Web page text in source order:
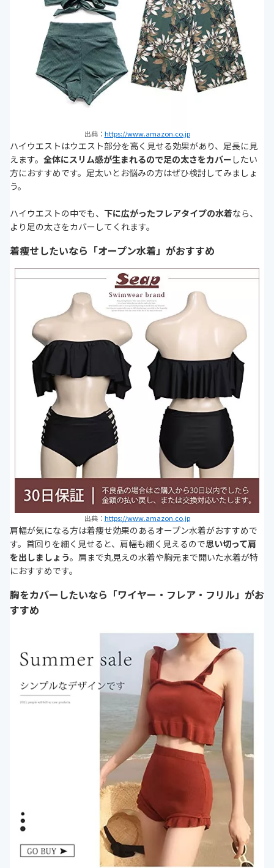
出典： https://www.amazon.co.jp
ハイウエストはウエスト部分を高く見せる効果があり、足長に見
えます。 全体にスリム感が生まれるので足の太さをカバー したい
方におすすめです。足太いとお悩みの方はぜひ検討してみましょ
う。
ハイウエストの中でも、 下に広がったフレアタイプの水着なら、
より足の太さをカバーしてくれます。
着痩せしたいなら「オープン水着」がおすすめ
出典： https://www.amazon.co.jp
肩幅が気になる方は着痩せ効果のあるオープン水着がおすすめで
す。首回りを細く見せると、肩幅も細く見えるので思い切って肩
を出しましょう。肩まで丸見えの水着や胸元まで開いた水着が特
におすすめです。
胸をカバーしたいなら「ワイヤー・フレア・フリル」がお
すすめ